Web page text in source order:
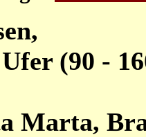
(90 -